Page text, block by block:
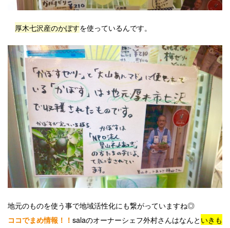
厚木七沢産のかぼすを使っているんです。
地元のものを使う事で地域活性化にも繋がっていますね◎
ココでまめ情報！！ salaのオーナーシェフ外村さんはなんといきも